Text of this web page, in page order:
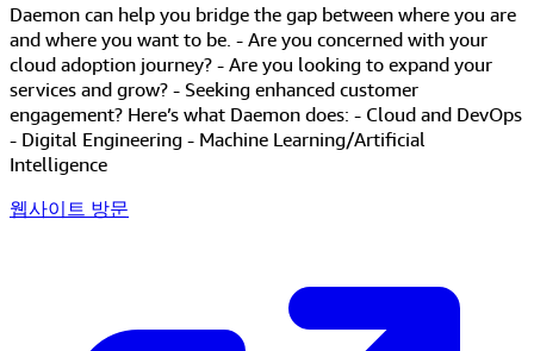
Daemon can help you bridge the gap between where you are
and where you want to be. - Are you concerned with your
cloud adoption journey? - Are you looking to expand your
services and grow? - Seeking enhanced customer
engagement? Here’s what Daemon does: - Cloud and DevOps
- Digital Engineering - Machine Learning/Artificial
Intelligence
웹사이트 방문